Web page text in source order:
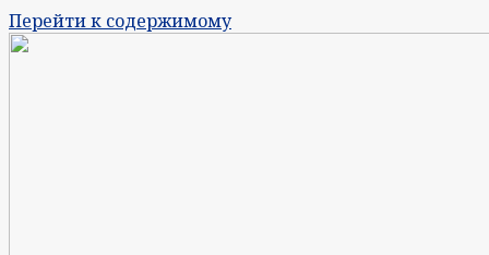
Перейти к содержимому